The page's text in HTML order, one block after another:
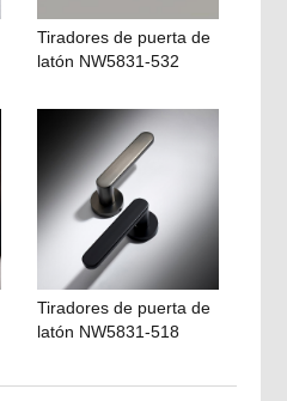
Tiradores de puerta de
latón NW5831-532
Tiradores de puerta de
latón NW5831-518